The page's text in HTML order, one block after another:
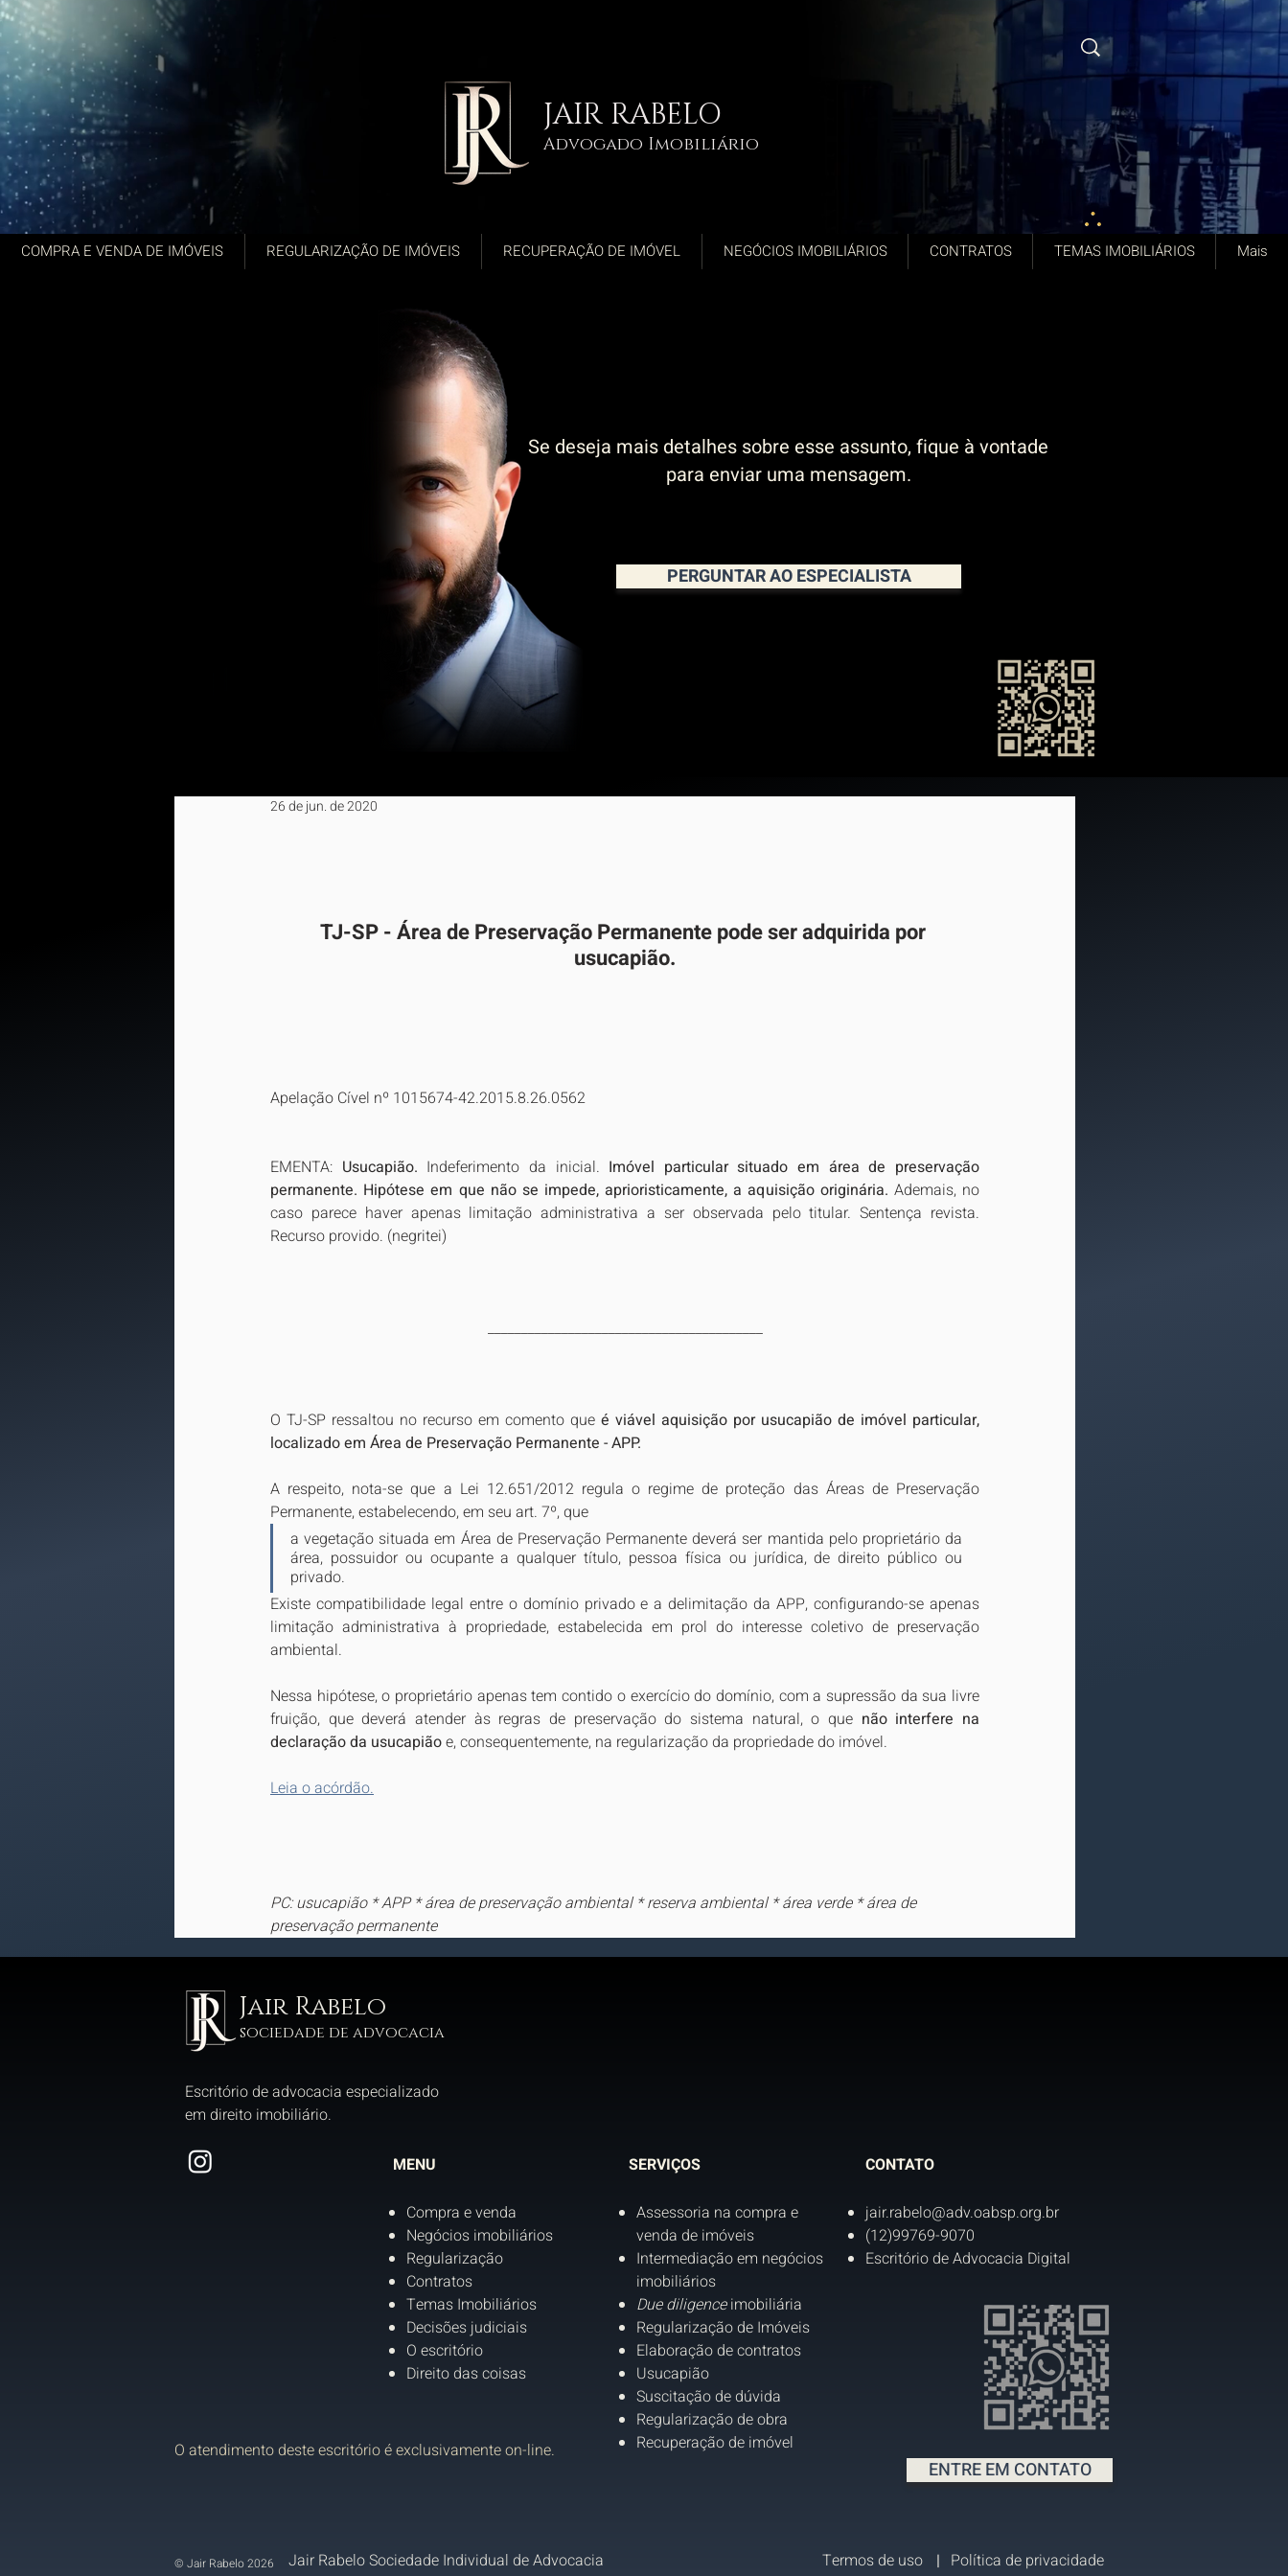
JAIR RABELO
Advogado Imobiliário
COMPRA E VENDA DE IMÓVEIS REGULARIZAÇÃO DE IMÓVEIS RECUPERAÇÃO DE IMÓVEL NEGÓCIOS IMOBILIÁRIOS CONTRATOS TEMAS IMOBILIÁRIOS Mais
Se deseja mais detalhes sobre esse assunto, fique à vontade
para enviar uma mensagem.
PERGUNTAR AO ESPECIALISTA
26 de jun. de 2020
TJ-SP - Área de Preservação Permanente pode ser adquirida por
usucapião.
Apelação Cível nº 1015674-42.2015.8.26.0562
EMENTA: Usucapião. Indeferimento da inicial. Imóvel particular situado em área de preservação
permanente. Hipótese em que não se impede, aprioristicamente, a aquisição originária. Ademais, no
caso parece haver apenas limitação administrativa a ser observada pelo titular. Sentença revista.
Recurso provido. (negritei)
_________________________________________
O TJ-SP ressaltou no recurso em comento que é viável aquisição por usucapião de imóvel particular,
localizado em Área de Preservação Permanente - APP.
A respeito, nota-se que a Lei 12.651/2012 regula o regime de proteção das Áreas de Preservação
Permanente, estabelecendo, em seu art. 7º, que
a vegetação situada em Área de Preservação Permanente deverá ser mantida pelo proprietário da
área, possuidor ou ocupante a qualquer título, pessoa física ou jurídica, de direito público ou
privado.
Existe compatibilidade legal entre o domínio privado e a delimitação da APP, configurando-se apenas
limitação administrativa à propriedade, estabelecida em prol do interesse coletivo de preservação
ambiental.
Nessa hipótese, o proprietário apenas tem contido o exercício do domínio, com a supressão da sua livre
fruição, que deverá atender às regras de preservação do sistema natural, o que não interfere na
declaração da usucapião e, consequentemente, na regularização da propriedade do imóvel.
Leia o acórdão.
PC: usucapião * APP * área de preservação ambiental * reserva ambiental * área verde * área de
preservação permanente
Jair Rabelo
sociedade de advocacia
Escritório de advocacia especializado
em direito imobiliário.
MENU
Compra e venda
Negócios imobiliários
Regularização
Contratos
Temas Imobiliários
Decisões judiciais
O escritório
Direito das coisas
O atendimento deste escritório é exclusivamente on-line.
SERVIÇOS
Assessoria na compra e
venda de imóveis
Intermediação em negócios
imobiliários
Due diligenceimobiliária
Regularização de Imóveis
Elaboração de contratos
Usucapião
Suscitação de dúvida
Regularização de obra
Recuperação de imóvel
CONTATO
jair.rabelo@adv.oabsp.org.br
(12)99769-9070
Escritório de Advocacia Digital
ENTRE EM CONTATO
© Jair Rabelo 2026
Jair Rabelo Sociedade Individual de Advocacia
Termos de uso | Política de privacidade